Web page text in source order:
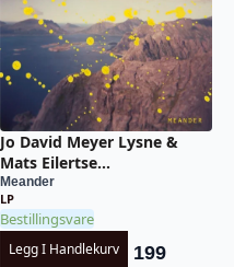
Jo David Meyer Lysne &
Mats Eilertse...
Meander
LP
Bestillingsvare
Legg I Handlekurv 199